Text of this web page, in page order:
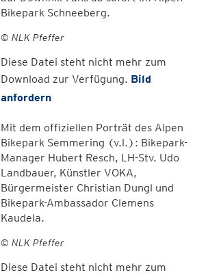
Bikepark Schneeberg.
© NLK Pfeffer
Diese Datei steht nicht mehr zum
Download zur Verfügung. Bild
anfordern
Mit dem offiziellen Porträt des Alpen
Bikepark Semmering (v.l.): Bikepark-
Manager Hubert Resch, LH-Stv. Udo
Landbauer, Künstler VOKA,
Bürgermeister Christian Dungl und
Bikepark-Ambassador Clemens
Kaudela.
© NLK Pfeffer
Diese Datei steht nicht mehr zum